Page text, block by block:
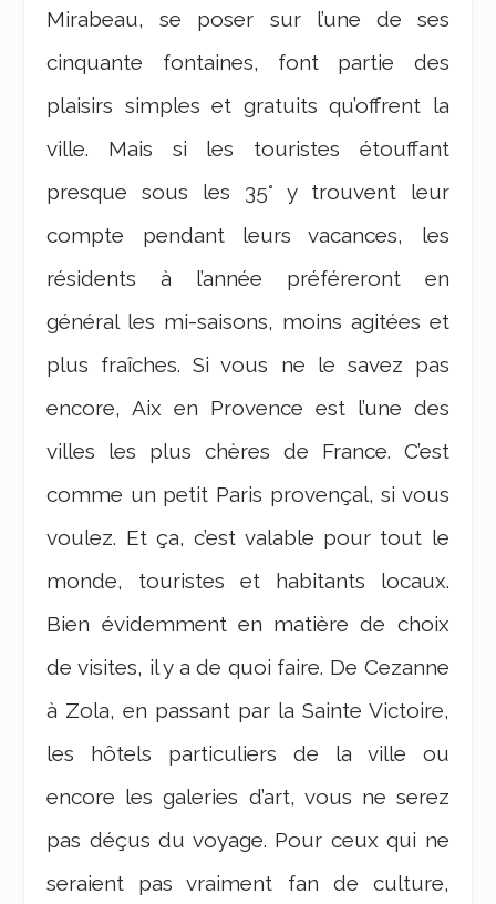
Mirabeau, se poser sur l’une de ses
cinquante fontaines, font partie des
plaisirs simples et gratuits qu’offrent la
ville. Mais si les touristes étouffant
presque sous les 35° y trouvent leur
compte pendant leurs vacances, les
résidents à l’année préféreront en
général les mi-saisons, moins agitées et
plus fraîches. Si vous ne le savez pas
encore, Aix en Provence est l’une des
villes les plus chères de France. C’est
comme un petit Paris provençal, si vous
voulez. Et ça, c’est valable pour tout le
monde, touristes et habitants locaux.
Bien évidemment en matière de choix
de visites, il y a de quoi faire. De Cezanne
à Zola, en passant par la Sainte Victoire,
les hôtels particuliers de la ville ou
encore les galeries d’art, vous ne serez
pas déçus du voyage. Pour ceux qui ne
seraient pas vraiment fan de culture,